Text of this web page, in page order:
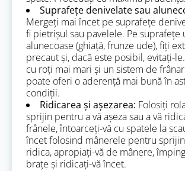
Suprafețe denivelate sau
Mergeți mai încet pe suprafețe
fi pietrișul sau pavelele. Pe suprafețe
alunecoase (ghiață, frunze ude), fiți
precaut și, dacă este posibil, evitați-
cu roți mai mari și un sistem de
poate oferi o aderență mai bună în
condiții.
Ridicarea și așezarea: Folosiți
sprijin pentru a vă așeza sau a vă
frânele, întoarceți-vă cu spatele la
încet folosind mânerele pentru
ridica, apropiați-vă de mânere,
brațe și ridicați-vă încet.